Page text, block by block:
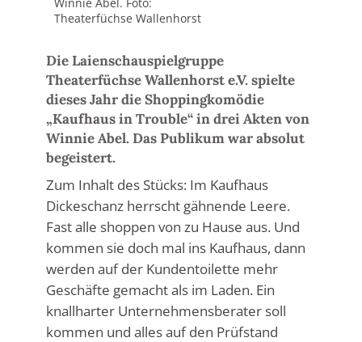
Winnie Abel. Foto:
Theaterfüchse Wallenhorst
Die Laienschauspielgruppe
Theaterfüchse Wallenhorst e.V. spielte
dieses Jahr die Shoppingkomödie
„Kaufhaus in Trouble“ in drei Akten von
Winnie Abel. Das Publikum war absolut
begeistert.
Zum Inhalt des Stücks: Im Kaufhaus
Dickeschanz herrscht gähnende Leere.
Fast alle shoppen von zu Hause aus. Und
kommen sie doch mal ins Kaufhaus, dann
werden auf der Kundentoilette mehr
Geschäfte gemacht als im Laden. Ein
knallharter Unternehmensberater soll
kommen und alles auf den Prüfstand